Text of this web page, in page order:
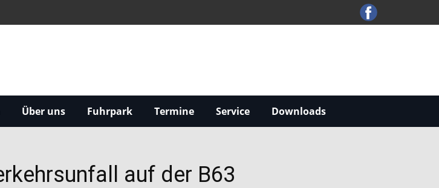
Über uns Fuhrpark Termine Service Downloads
auf der B63